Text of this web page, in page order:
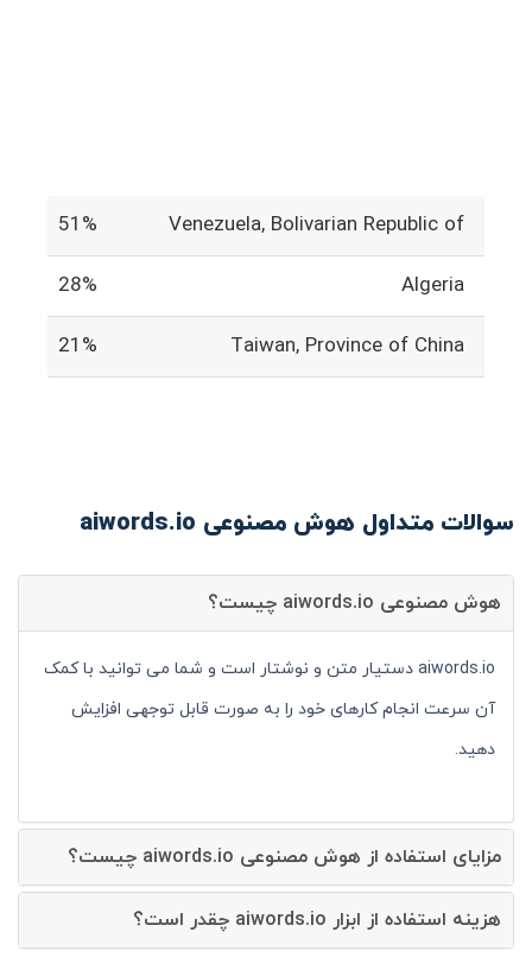
Venezuela, Bolivarian Republic of
51%
Algeria
28%
Taiwan, Province of China
21%
سوالات متداول هوش مصنوعی aiwords.io
هوش مصنوعی aiwords.io چیست؟
aiwords.io دستیار متن و نوشتار است و شما می توانید با کمک
آن سرعت انجام کارهای خود را به صورت قابل توجهی افزایش
دهید.
مزایای استفاده از هوش مصنوعی aiwords.io چیست؟
هزینه استفاده از ابزار aiwords.io چقدر است؟